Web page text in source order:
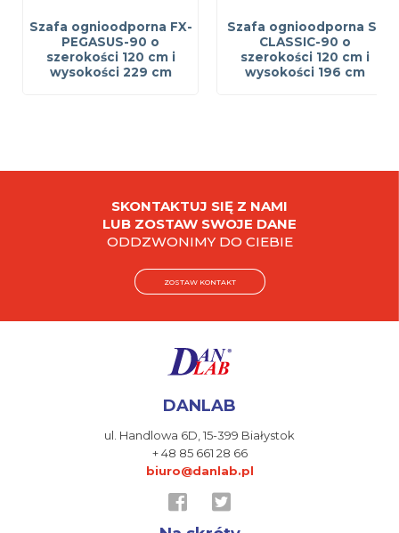
Szafa ognioodporna FX-
PEGASUS-90 o
szerokości 120 cm i
wysokości 229 cm
Szafa ognioodporna S-
CLASSIC-90 o
szerokości 120 cm i
wysokości 196 cm
SKONTAKTUJ SIĘ Z NAMI
LUB ZOSTAW SWOJE DANE
ODDZWONIMY DO CIEBIE
ZOSTAW KONTAKT
DANLAB
ul. Handlowa 6D,15-399 Białystok
+ 48 85 661 28 66
biuro@danlab.pl